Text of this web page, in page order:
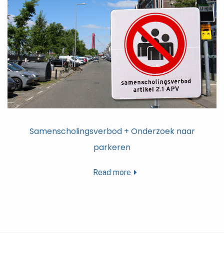
Samenscholingsverbod + Onderzoek naar
parkeren
Read more